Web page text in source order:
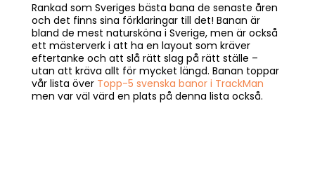
Rankad som Sveriges bästa bana de senaste åren
och det finns sina förklaringar till det! Banan är
bland de mest natursköna i Sverige, men är också
ett mästerverk i att ha en layout som kräver
eftertanke och att slå rätt slag på rätt ställe –
utan att kräva allt för mycket längd. Banan toppar
vår lista över Topp-5 svenska banor i TrackMan
men var väl värd en plats på denna lista också.